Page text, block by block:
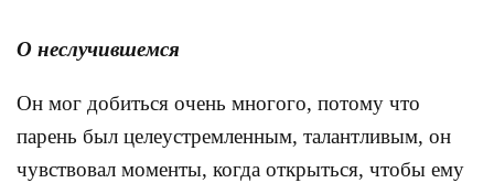
О неслучившемся
Он мог добиться очень многого, потому что
парень был целеустремленным, талантливым, он
чувствовал моменты, когда открыться, чтобы ему